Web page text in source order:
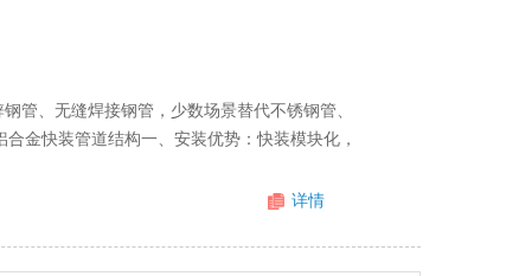
管、无缝焊接钢管，少数场景替代不锈钢管、
金快装管道结构一、安装优势：快装模块化，
详情